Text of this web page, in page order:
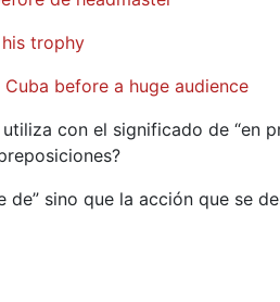
trophy
before a huge audience
con el significado de “en
sino que la acción que se